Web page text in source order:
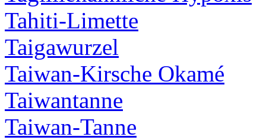
Tahiti-Limette
Taigawurzel
Taiwan-Kirsche Okamé
Taiwantanne
Taiwan-Tanne